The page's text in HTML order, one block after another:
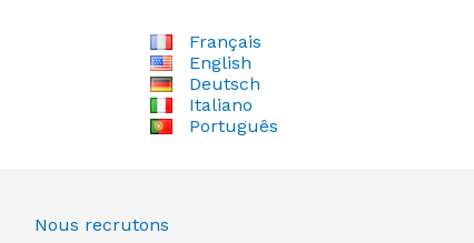
Français
English
Deutsch
Italiano
Português
Nous recrutons